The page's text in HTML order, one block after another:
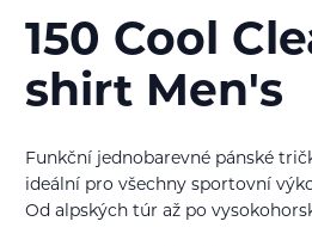
150 Cool
shirt Men's
Funkční jednobarevné pánské
ideální pro všechny sportovní
Od alpských túr až po